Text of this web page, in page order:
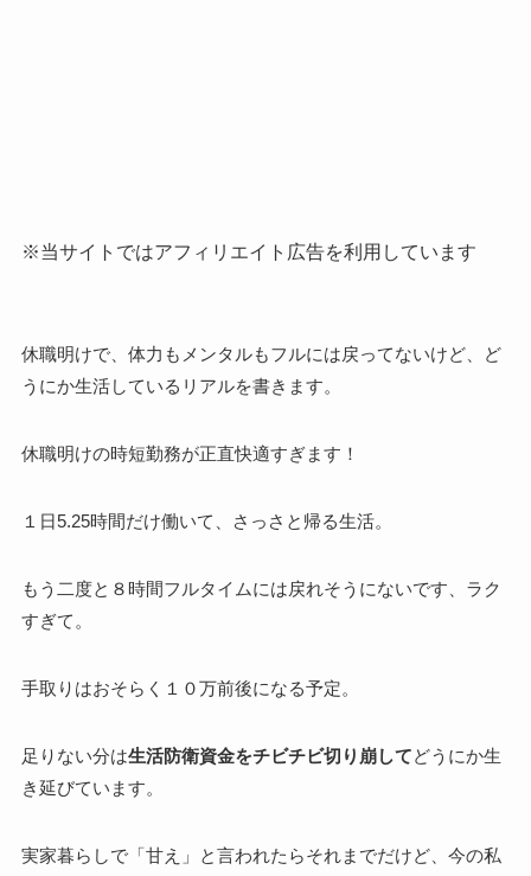
※当サイトではアフィリエイト広告を利用しています
休職明けで、体力もメンタルもフルには戻ってないけど、ど
うにか生活しているリアルを書きます。
休職明けの時短勤務が正直快適すぎます！
１日5.25時間だけ働いて、さっさと帰る生活。
もう二度と８時間フルタイムには戻れそうにないです、ラク
すぎて。
手取りはおそらく１０万前後になる予定。
足りない分は生活防衛資金をチビチビ切り崩してどうにか生
き延びています。
実家暮らしで「甘え」と言われたらそれまでだけど、今の私